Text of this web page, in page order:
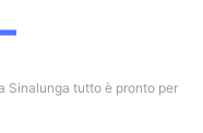
Sinalunga tutto è pronto per